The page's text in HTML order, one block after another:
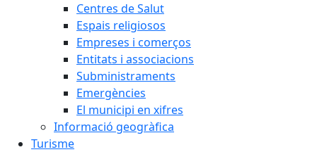
Centres de Salut
Espais religiosos
Empreses i comerços
Entitats i associacions
Subministraments
Emergències
El municipi en xifres
Informació geogràfica
Turisme